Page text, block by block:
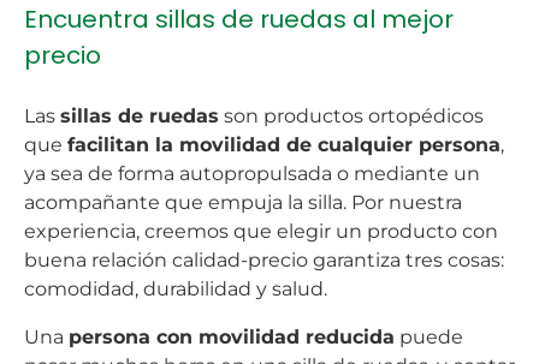
Encuentra sillas de ruedas al mejor
precio
Las sillas de ruedas son productos ortopédicos
que facilitan la movilidad de cualquier persona,
ya sea de forma autopropulsada o mediante un
acompañante que empuja la silla. Por nuestra
experiencia, creemos que elegir un producto con
buena relación calidad-precio garantiza tres cosas:
comodidad, durabilidad y salud.
Una persona con movilidad reducida puede